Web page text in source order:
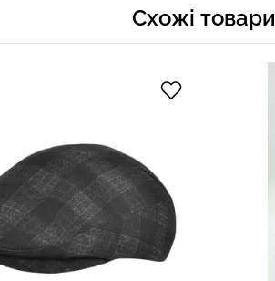
Схожі товари